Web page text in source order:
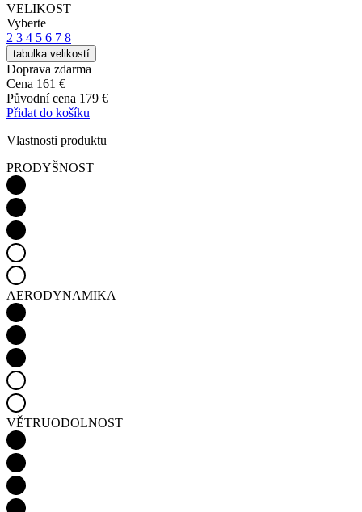
VELIKOST
Vyberte
2 3 4 5 6 7 8
tabulka velikostí
Doprava zdarma
Cena 161 €
Původní cena179 €
Přidat do košíku
Vlastnosti produktu
PRODYŠNOST
AERODYNAMIKA
VĚTRUODOLNOST